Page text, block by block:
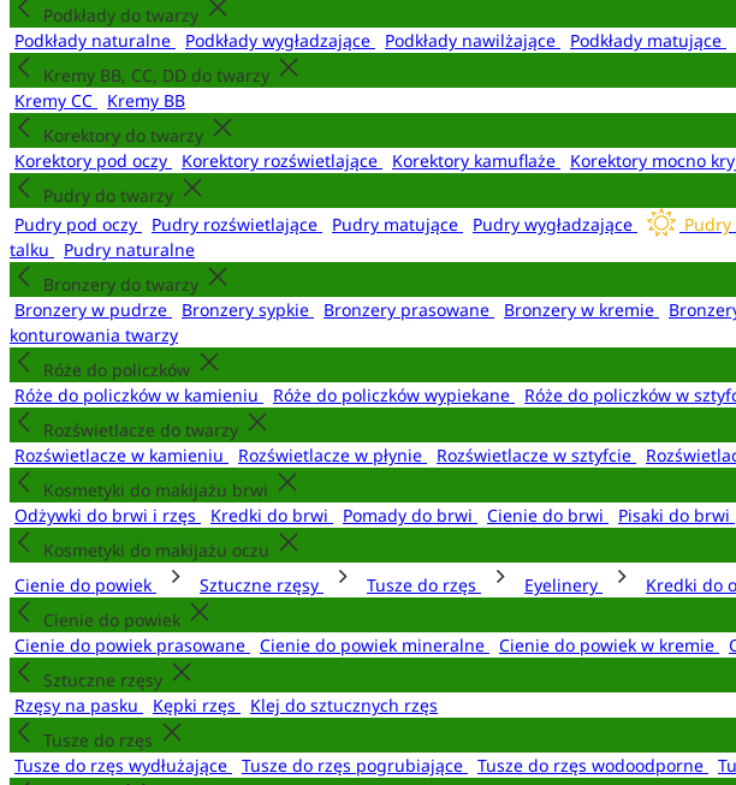
Podkłady do twarzy
Podkłady naturalne
Podkłady wygładzające Podkłady nawilżające Podkłady matujące
Kremy BB, CC, DD do twarzy
Kremy CC
Kremy BB
Korektory do twarzy
Korektory pod oczy
Korektory rozświetlające Korektory kamuflaże Korektory mocno
Pudry do twarzy
Pudry pod oczy
Pudry rozświetlające Pudry matujące Pudry wygładzające Pudry
talku
Pudry naturalne
Bronzery do twarzy
Bronzery w pudrze
Bronzery sypkie Bronzery prasowane Bronzery w kremie
konturowania twarzy
Róże do policzków
Róże do policzków w kamieniu
Róże do policzków wypiekane Róże do policzków w
Rozświetlacze do twarzy
Rozświetlacze w kamieniu
Rozświetlacze w płynie Rozświetlacze w sztyfcie
Kosmetyki do makijażu brwi
Odżywki do brwi i rzęs
Kredki do brwi Pomady do brwi Cienie do brwi Pisaki do brwi
Kosmetyki do makijażu oczu
Cienie do powiek
Sztuczne rzęsy Tusze do rzęs Eyelinery Kredki do
Cienie do powiek
Cienie do powiek prasowane
Cienie do powiek mineralne Cienie do powiek w kremie
Sztuczne rzęsy
Rzęsy na pasku
Kępki rzęs
Klej do sztucznych rzęs
Tusze do rzęs
Tusze do rzęs wydłużające
Tusze do rzęs pogrubiające Tusze do rzęs wodoodporne